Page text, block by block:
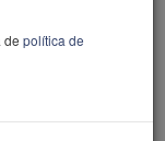
de política de